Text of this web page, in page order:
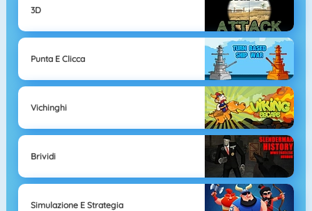
3D
Punta E Clicca
Vichinghi
Brividi
Simulazione E Strategia